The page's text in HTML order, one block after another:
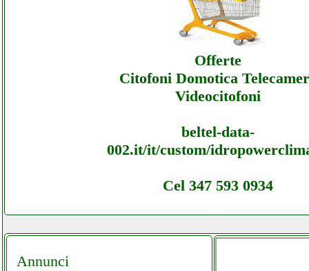
Crtelettronica - Assistenza Ecommerce
Offerte
Citofoni Domotica
Videocitofoni
beltel-data-
002.it/it/custom/
Cel 347 593 0934
Annunci